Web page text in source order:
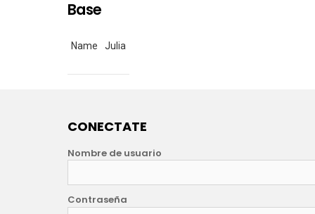
Base
Name Julia
CONECTATE
Nombre de usuario
Contraseña